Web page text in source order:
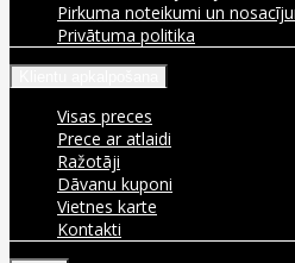
Pirkuma noteikumi un
Privātuma politika
Visas preces
Prece ar atlaidi
Ražotāji
Dāvanu kuponi
Vietnes karte
Kontakti